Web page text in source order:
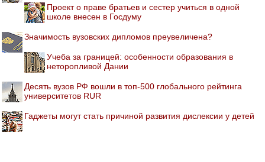
Проект о праве братьев и сестер учиться в одной
школе внесен в Госдуму
Значимость вузовских дипломов преувеличена?
Учеба за границей: особенности образования в
неторопливой Дании
Десять вузов РФ вошли в топ-500 глобального рейтинга
университетов RUR
Гаджеты могут стать причиной развития дислексии у детей